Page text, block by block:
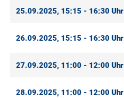
25.09.2025, 15:15 - 16:30 Uhr
26.09.2025, 15:15 - 16:30 Uhr
27.09.2025, 11:00 - 12:00 Uhr
28.09.2025, 11:00 - 12:00 Uhr